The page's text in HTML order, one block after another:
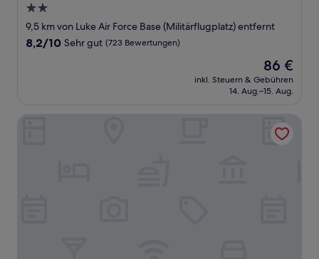
2.0-
Sterne-
Unterkunft
9,5 km von Luke Air Force Base (Militärflugplatz) entfernt
8.2
Bewertungen)
8,2/10 Sehr gut (723 Bewertungen)
Der
Preis
beträgt
86 €
inkl. Steuern & Gebühren
14. Aug.–15. Aug.